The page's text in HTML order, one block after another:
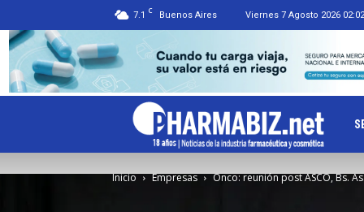
7.1 C Buenos Aires Viernes 7 Agosto 2026 02:02
Inicio Empresas Onco: reunión post ASCO, Bs.